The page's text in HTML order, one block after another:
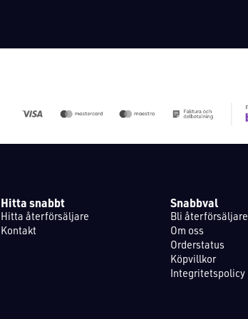
Hitta snabbt
Hitta återförsäljare
Kontakt
Snabbval
Bli återförsäljare
Om oss
Orderstatus
Köpvillkor
Integritetspolicy